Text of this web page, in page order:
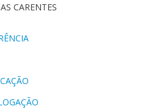
CARENTES